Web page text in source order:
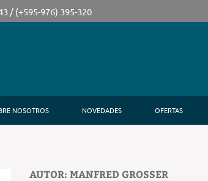
/ (+595-976) 395-320
NOSOTROS NOVEDADES OFERTAS
AUTOR: MANFRED GROSSER